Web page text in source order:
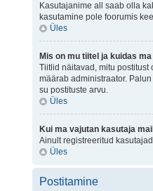
Kasutajanime all saab olla
kasutamine pole foorumis
Üles
Mis on mu tiitel ja kuidas
Tiitlid näitavad, mitu
määrab administraator.
su postituste arvu.
Üles
Kui ma vajutan kasutaja
Ainult registreeritud
Üles
Postitamine